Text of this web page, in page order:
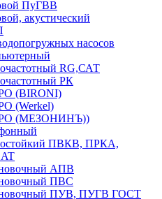
ПуГВВ
акустический
насосов
RG,САТ
РК
(BIRONI)
(Werkel)
(МЕЗОНИНЪ))
ПВКВ, ПРКА,
АПВ
ПВС
ПУВ, ПУГВ ГОСТ